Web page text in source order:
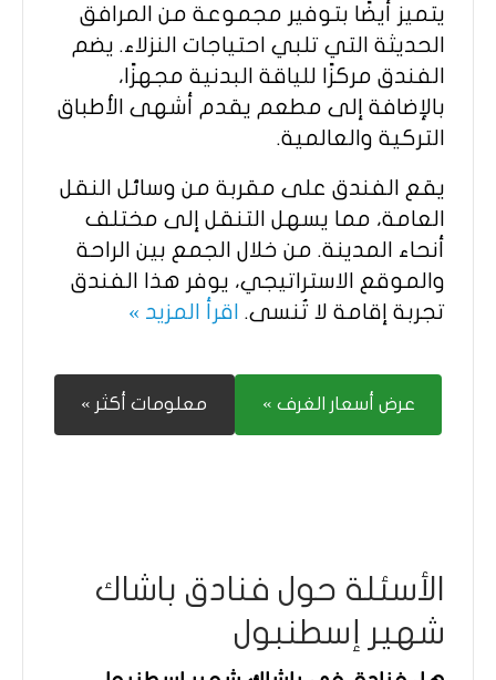
يتميز أيضًا بتوفير مجموعة من المرافق
الحديثة التي تلبي احتياجات النزلاء. يضم
الفندق مركزًا للياقة البدنية مجهزًا،
بالإضافة إلى مطعم يقدم أشهى الأطباق
التركية والعالمية.
يقع الفندق على مقربة من وسائل النقل
العامة، مما يسهل التنقل إلى مختلف
أنحاء المدينة. من خلال الجمع بين الراحة
والموقع الاستراتيجي، يوفر هذا الفندق
تجربة إقامة لا تُنسى. اقرأ المزيد »
عرض أسعار الغرف » معلومات أكثر »
الأسئلة حول فنادق باشاك
شهير إسطنبول